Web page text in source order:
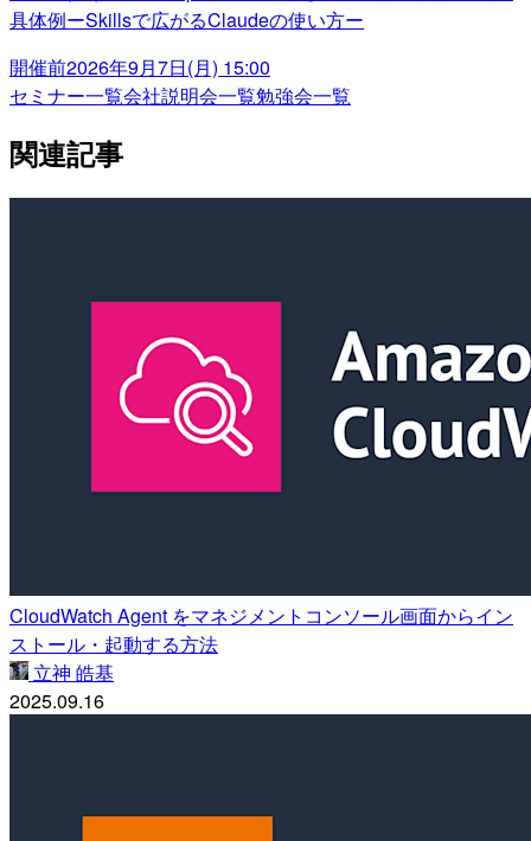
具体例ーSkillsで広がるClaudeの使い方ー
開催前2026年9月7日(月) 15:00
セミナー一覧会社説明会一覧勉強会一覧
関連記事
CloudWatch Agent をマネジメントコンソール画面からイン
ストール・起動する方法
立神 皓基
2025.09.16